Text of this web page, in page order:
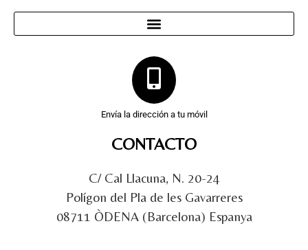
Envía la dirección a tu móvil
CONTACTO
C/ Cal Llacuna, N. 20-24
Polígon del Pla de les Gavarreres
08711 ÒDENA (Barcelona) Espanya